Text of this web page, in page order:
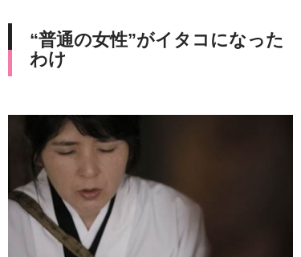
“普通の女性”がイタコになった
わけ